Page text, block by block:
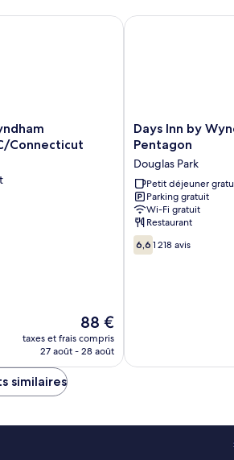
Chambre
Connecticut
Le
nouveau
prix
88 €
taxes et frais compris
27 août - 28 août
Washington DC/Connecticut
Days
Inn
Wyndham
Arlington
Pentagon
Douglas
Park
Days Inn by
Pentagon
Douglas Park
Petit déjeuner
Parking gratuit
Wi-Fi gratuit
Restaurant
6.6
sur
6,6 1 218 avis
Days Inn by
similaires